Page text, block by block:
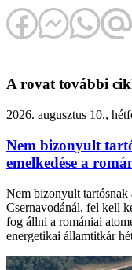
A rovat további
2026. augusztus 10.,
Nem bizonyult
emelkedése a
Nem bizonyult tartósnak
Csernavodánál, fel kell
fog állni a romániai
energetikai államtitkár